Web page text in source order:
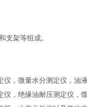
支架等组成。
仪，微量水分测定仪，
，绝缘油耐压测定仪